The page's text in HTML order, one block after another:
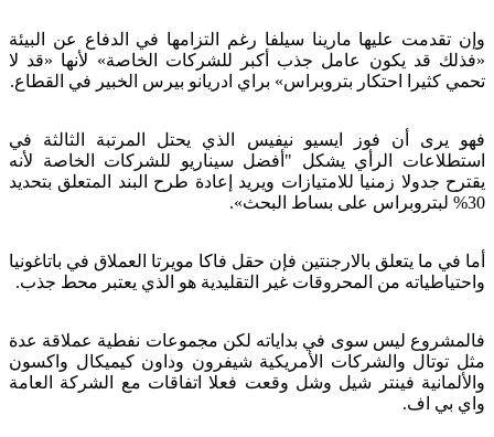
وإن تقدمت عليها مارينا سيلفا رغم التزامها في الدفاع عن البيئة
«فذلك قد يكون عامل جذب أكبر للشركات الخاصة» لأنها «قد لا
تحمي كثيرا احتكار بتروبراس» براي ادريانو بيرس الخبير في القطاع.
فهو يرى أن فوز ايسيو نيفيس الذي يحتل المرتبة الثالثة في
استطلاعات الرأي يشكل "أفضل سيناريو للشركات الخاصة لأنه
يقترح جدولا زمنيا للامتيازات ويريد إعادة طرح البند المتعلق بتحديد
30% لبتروبراس على بساط البحث».
أما في ما يتعلق بالارجنتين فإن حقل فاكا مويرتا العملاق في باتاغونيا
واحتياطياته من المحروقات غير التقليدية هو الذي يعتبر محط جذب.
فالمشروع ليس سوى في بداياته لكن مجموعات نفطية عملاقة عدة
مثل توتال والشركات الأمريكية شيفرون وداون كيميكال واكسون
والألمانية فينتر شيل وشل وقعت فعلا اتفاقات مع الشركة العامة
واي بي اف.